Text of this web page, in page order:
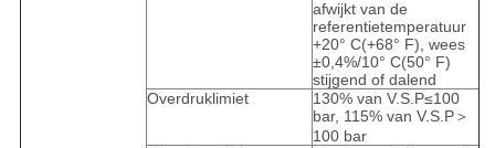
afwijkt van de
referentietemperatuur
+20° C(+68° F), wees
±0,4%/10° C(50° F)
stijgend of dalend
Overdruklimiet
130% van V.S.P≤100
bar, 115% van V.S.P＞
100 bar